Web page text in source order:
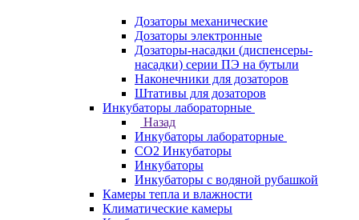
Дозаторы механические
Дозаторы электронные
Дозаторы-насадки (диспенсеры-
насадки) серии ПЭ на бутыли
Наконечники для дозаторов
Штативы для дозаторов
Инкубаторы лабораторные
Назад
Инкубаторы лабораторные
CO2 Инкубаторы
Инкубаторы
Инкубаторы с водяной рубашкой
Камеры тепла и влажности
Климатические камеры